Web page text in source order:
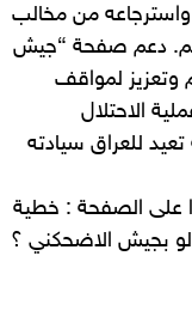
من مخالب
دعم صفحة “جيش
وتعزيز لمواقف
الاحتلال
للعراق سيادته
على الصفحة : خطية
لو بجيش الاضحكني ؟